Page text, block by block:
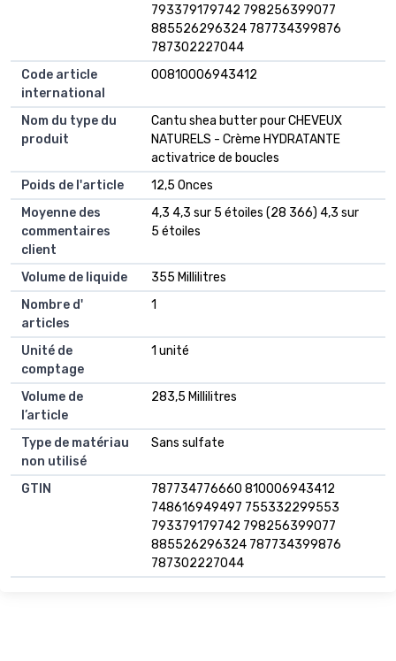
793379179742 798256399077
885526296324 787734399876
787302227044
Code article
international
00810006943412
Nom du type du
produit
Cantu shea butter pour CHEVEUX
NATURELS - Crème HYDRATANTE
activatrice de boucles
Poids de l'article
12,5 Onces
Moyenne des
commentaires
client
4,3 4,3 sur 5 étoiles (28 366) 4,3 sur
5 étoiles
Volume de liquide
355 Millilitres
Nombre d'
articles
1
Unité de
comptage
1 unité
Volume de
l’article
283,5 Millilitres
Type de matériau
non utilisé
Sans sulfate
GTIN
787734776660 810006943412
748616949497 755332299553
793379179742 798256399077
885526296324 787734399876
787302227044